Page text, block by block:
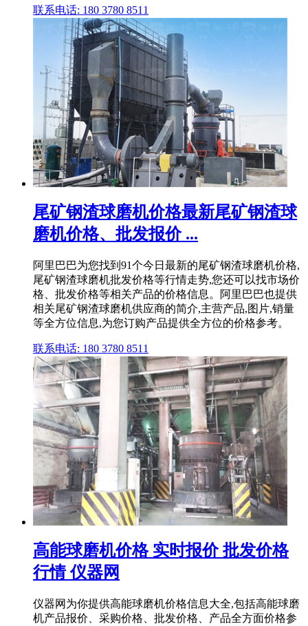
联系电话: 180 3780 8511
尾矿钢渣球磨机价格最新尾矿钢渣球
磨机价格、批发报价 ...
阿里巴巴为您找到91个今日最新的尾矿钢渣球磨机价格,
尾矿钢渣球磨机批发价格等行情走势,您还可以找市场价
格、批发价格等相关产品的价格信息。阿里巴巴也提供
相关尾矿钢渣球磨机供应商的简介,主营产品,图片,销量
等全方位信息,为您订购产品提供全方位的价格参考。
联系电话: 180 3780 8511
高能球磨机价格 实时报价 批发价格
行情 仪器网
仪器网为你提供高能球磨机价格信息大全,包括高能球磨
机产品报价、采购价格、批发价格、产品全方面价格参